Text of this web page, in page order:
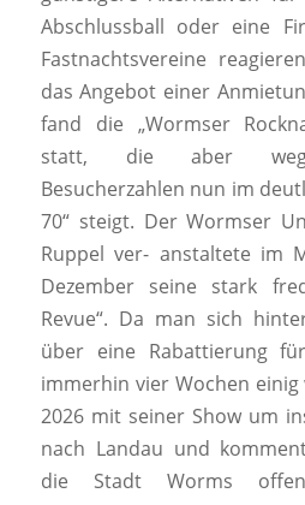
Abschlussball oder eine
Fastnachtsvereine
das Angebot einer
fand die „Wormser
statt, die aber
Besucherzahlen nun im
70“ steigt. Der Wormser
Ruppel ver- anstaltete im
Dezember seine stark
Revue“. Da man sich
über eine Rabattierung
immerhin vier Wochen einig
2026 mit seiner Show um
nach Landau und
die Stadt Worms